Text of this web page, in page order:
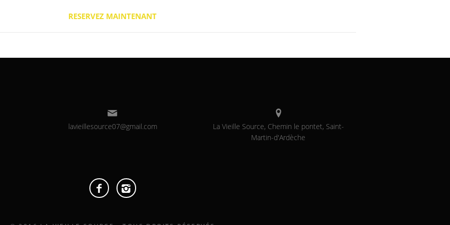
RESERVEZ MAINTENANT
lavieillesource07@gmail.com
La Vieille Source, Chemin le pontet, Saint-
Martin-d'Ardèche